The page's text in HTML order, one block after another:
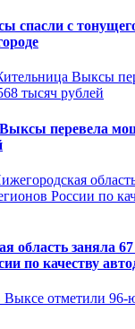
спасли с
перевела
область заняла
по качеству